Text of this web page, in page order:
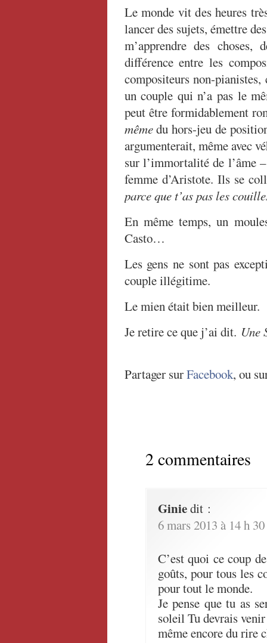
Le monde vit des heures
lancer des sujets, émettre
m’apprendre des choses,
différence entre les
compositeurs non-
un couple qui n’a pas le
peut être formidablement
mêmedu hors-jeu de
argumenterait, même avec
sur l’immortalité de l’âme
femme d’Aristote. Ils se
parce que t’as pas les
En même temps, un
Casto…
Les gens ne sont pas
couple illégitime.
Le mien était bien meilleur.
Je retire ce que j’ai dit. Une
Partager surFacebook, ou
2 commentaires
Giniedit :
6 mars 2013 à 14 h
C’est quoi ce coup
goûts, pour tous les
pour tout le monde.
Je pense que tu as
soleil Tu devrais
même encore du rire